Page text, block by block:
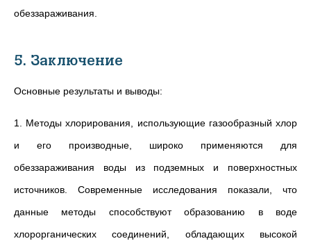
обеззараживания.
5. Заключение
Основные результаты и выводы:
1. Методы хлорирования, использующие газообразный хлор
и его производные, широко применяются для
обеззараживания воды из подземных и поверхностных
источников. Современные исследования показали, что
данные методы способствуют образованию в воде
хлорорганических соединений, обладающих высокой